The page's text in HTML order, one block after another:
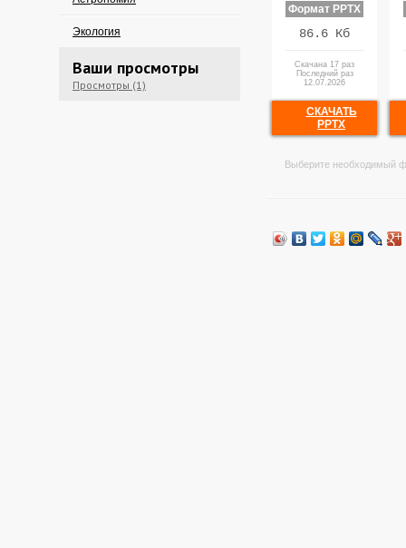
Экология
Ваши просмотры
Просмотры (1)
Формат PPTX
86.6 Кб
Скачана 17 раз
Последний раз
12.07.2026
СКАЧАТЬ
PPTX
Выберите необходимый